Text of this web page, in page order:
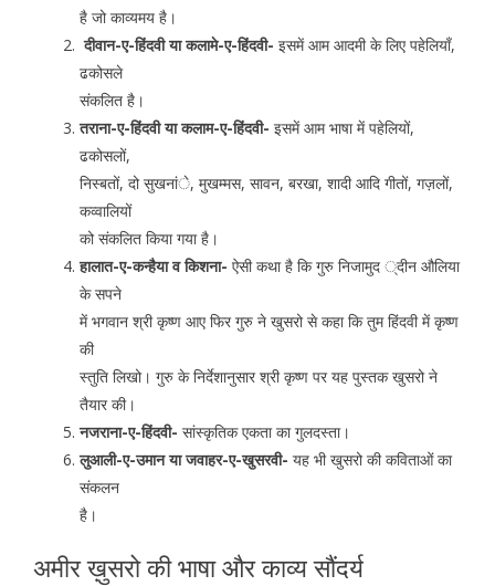
है जो काव्यमय है।
दीवान-ए-हिंदवी या कलामे-ए-हिंदवी- इसमें आम आदमी के लिए पहेलियाँ,
ढकोसले
संकलित है।
तराना-ए-हिंदवी या कलाम-ए-हिंदवी- इसमें आम भाषा में पहेलियों,
ढकोसलों,
निस्बतों, दो सुखनांे, मुखम्मस, सावन, बरखा, शादी आदि गीतों, गज़लों,
कव्वालियों
को संकलित किया गया है।
हालात-ए-कन्हैया व किशना- ऐसी कथा है कि गुरु निजामुद ्दीन औलिया
के सपने
में भगवान श्री कृष्ण आए फिर गुरु ने खुसरो से कहा कि तुम हिंदवी में कृष्ण
की
स्तुति लिखो। गुरु के निर्देशानुसार श्री कृष्ण पर यह पुस्तक खुसरो ने
तैयार की।
नजराना-ए-हिंदवी- सांस्कृतिक एकता का गुलदस्ता।
लुआली-ए-उमान या जवाहर-ए-खुसरवी- यह भी खुसरो की कविताओं का
संकलन
है।
अमीर ख़ुसरो की भाषा और काव्य सौंदर्य